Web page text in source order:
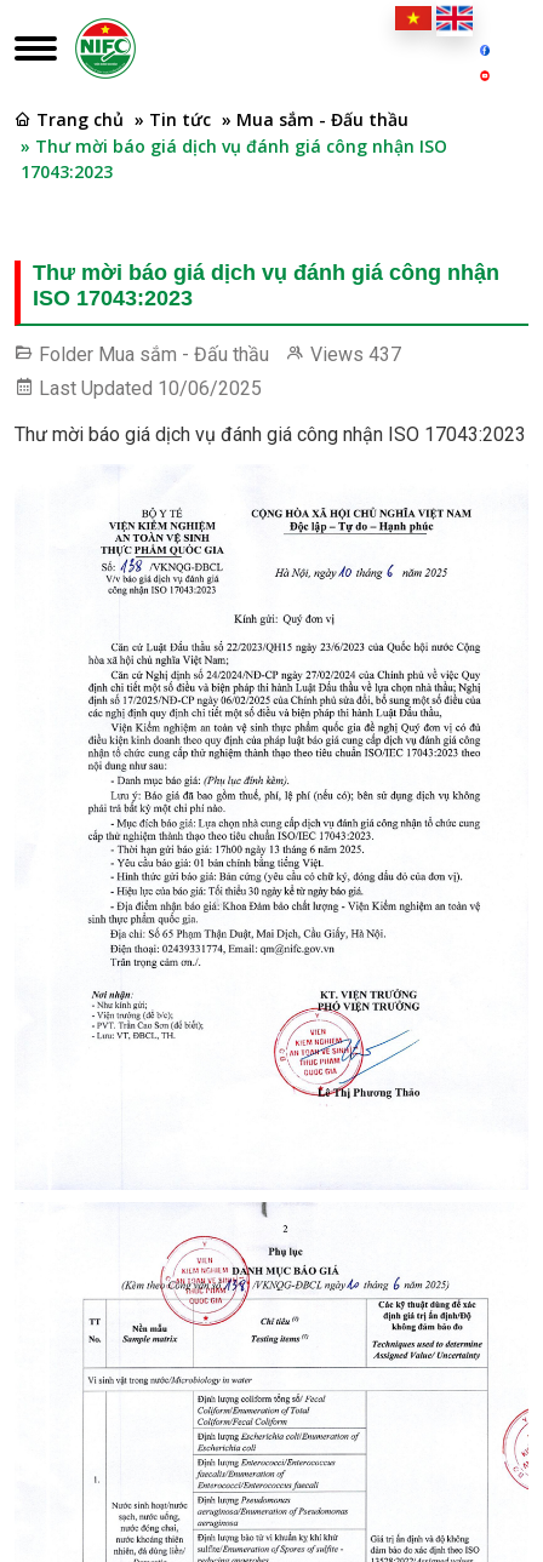
Trang chủ » Tin tức » Mua sắm - Đấu thầu
» Thư mời báo giá dịch vụ đánh giá công nhận ISO
17043:2023
Thư mời báo giá dịch vụ đánh giá công nhận
ISO 17043:2023
Folder Mua sắm - Đấu thầu Views 437
Last Updated 10/06/2025
Thư mời báo giá dịch vụ đánh giá công nhận ISO 17043:2023